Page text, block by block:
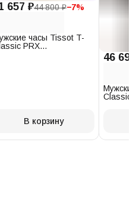
657 ₽44 800 ₽−7%
часы Tissot T-
PRX
В корзину
46
Classic